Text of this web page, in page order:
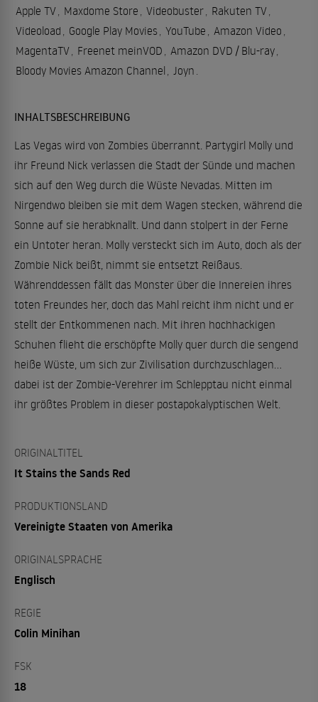
Apple TV, Maxdome Store , Videobuster, Rakuten TV,
Videoload , Google Play Movies, YouTube , Amazon Video ,
MagentaTV, Freenet meinVOD , Amazon DVD / Blu-ray,
Bloody Movies Amazon Channel , Joyn .
INHALTSBESCHREIBUNG
Las Vegas wird von Zombies überrannt. Partygirl Molly und
ihr Freund Nick verlassen die Stadt der Sünde und machen
sich auf den Weg durch die Wüste Nevadas. Mitten im
Nirgendwo bleiben sie mit dem Wagen stecken, während die
Sonne auf sie herabknallt. Und dann stolpert in der Ferne
ein Untoter heran. Molly versteckt sich im Auto, doch als der
Zombie Nick beißt, nimmt sie entsetzt Reißaus.
Währenddessen fällt das Monster über die Innereien ihres
toten Freundes her, doch das Mahl reicht ihm nicht und er
stellt der Entkommenen nach. Mit ihren hochhackigen
Schuhen flieht die erschöpfte Molly quer durch die sengend
heiße Wüste, um sich zur Zivilisation durchzuschlagen…
dabei ist der Zombie-Verehrer im Schlepptau nicht einmal
ihr größtes Problem in dieser postapokalyptischen Welt.
ORIGINALTITEL
It Stains the Sands Red
PRODUKTIONSLAND
Vereinigte Staaten von Amerika
ORIGINALSPRACHE
Englisch
REGIE
Colin Minihan
FSK
18